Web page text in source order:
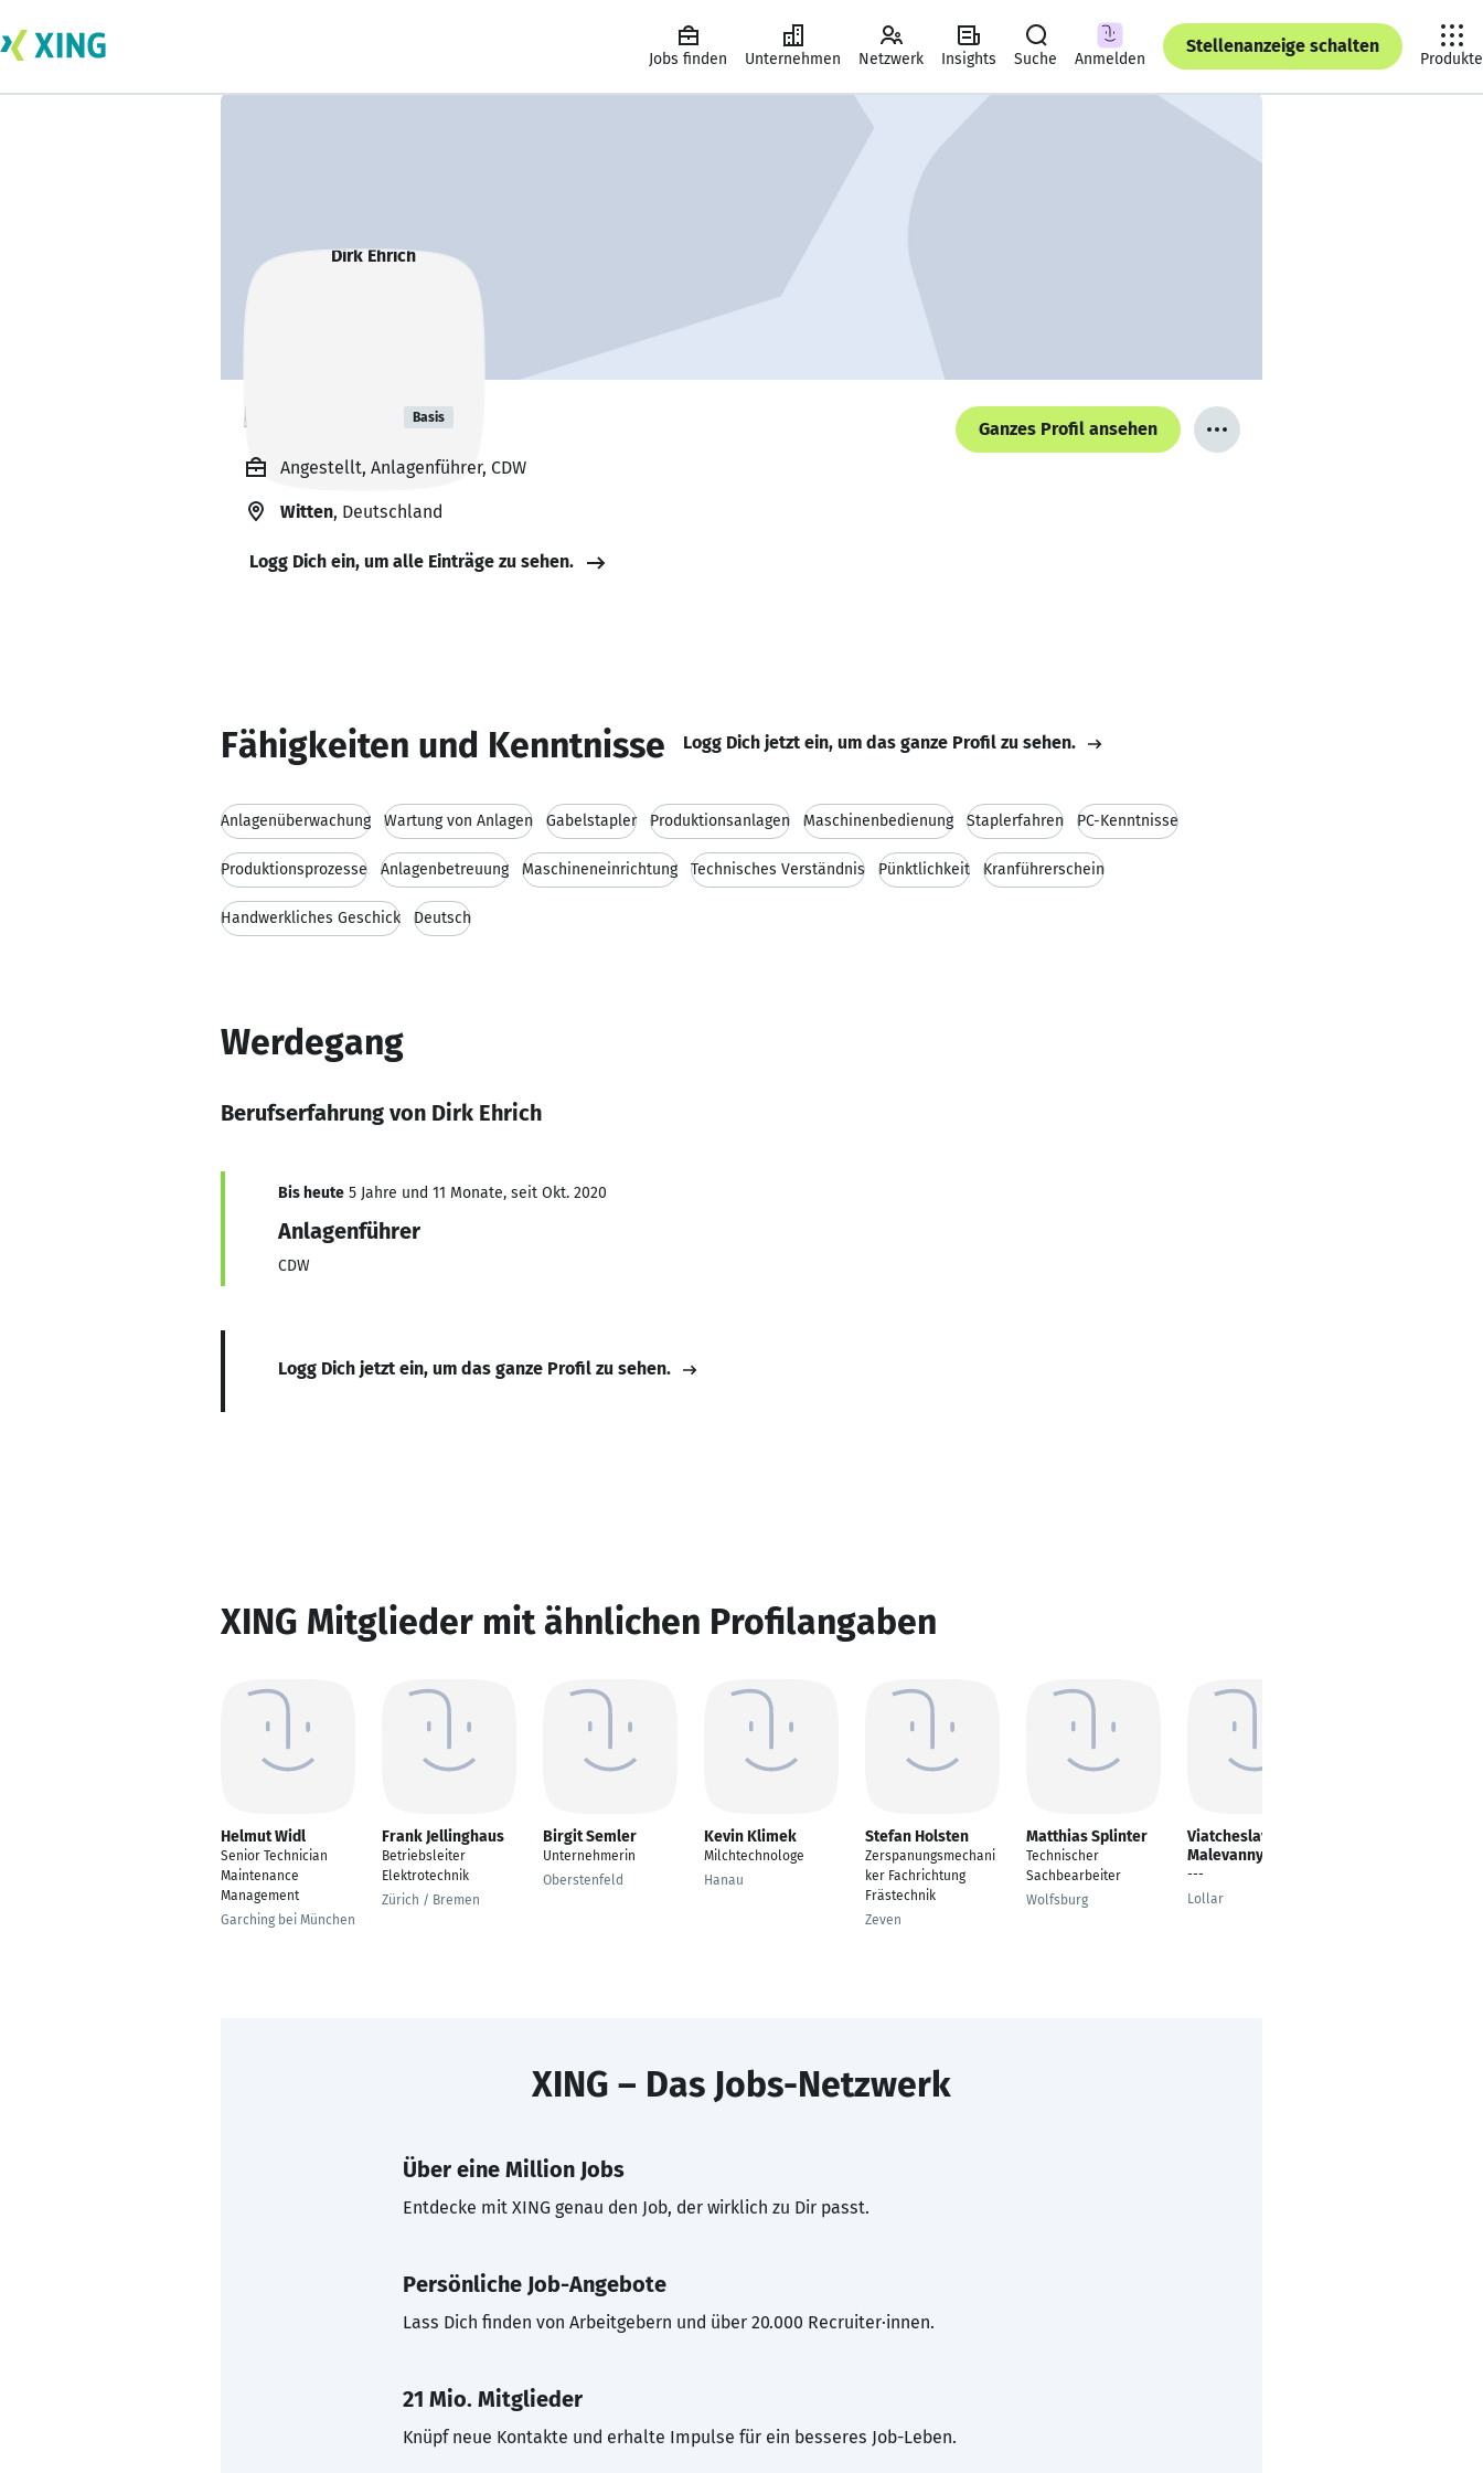
Jobs finden Unternehmen Netzwerk Insights Suche Anmelden
Stellenanzeige schalten
Produkte
Dirk Ehrich Basis
Ganzes Profil ansehen
Angestellt, Anlagenführer, CDW
Witten, Deutschland
Logg Dich ein, um alle Einträge zu sehen.
Fähigkeiten und Kenntnisse Logg Dich jetzt ein, um das ganze Profil zu sehen.
Anlagenüberwachung Wartung von Anlagen Gabelstapler Produktionsanlagen Maschinenbedienung Staplerfahren PC-Kenntnisse
Produktionsprozesse Anlagenbetreuung Maschineneinrichtung Technisches Verständnis Pünktlichkeit Kranführerschein
Handwerkliches Geschick Deutsch
Werdegang
Berufserfahrung von Dirk Ehrich
Bis heute 5 Jahre und 11 Monate, seit Okt. 2020
Anlagenführer
CDW
Logg Dich jetzt ein, um das ganze Profil zu sehen.
XING Mitglieder mit ähnlichen Profilangaben
Helmut Widl
Senior Technician
Maintenance
Management
Garching bei München
Frank Jellinghaus
Betriebsleiter
Elektrotechnik
Zürich / Bremen
Birgit Semler
Unternehmerin
Oberstenfeld
Kevin Klimek
Milchtechnologe
Hanau
Stefan Holsten
Zerspanungsmechani
ker Fachrichtung
Frästechnik
Zeven
Matthias Splinter
Technischer
Sachbearbeiter
Wolfsburg
Viatcheslav
Malevannyi
---
Lollar
XING – Das Jobs-Netzwerk
Über eine Million Jobs
Entdecke mit XING genau den Job, der wirklich zu Dir passt.
Persönliche Job-Angebote
Lass Dich finden von Arbeitgebern und über 20.000 Recruiter·innen.
21 Mio. Mitglieder
Knüpf neue Kontakte und erhalte Impulse für ein besseres Job-Leben.